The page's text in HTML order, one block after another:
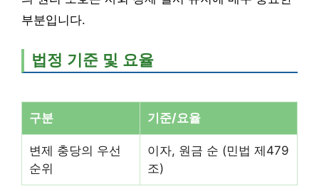
부분입니다.
법정 기준 및 요율
구분 기준/요율
변제 충당의 우선
순위
이자, 원금 순 (민법 제479
조)